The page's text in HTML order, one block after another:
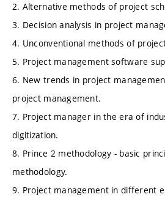
2. Alternative methods of project
3. Decision analysis in project
4. Unconventional methods of
5. Project management software
6. New trends in project
project management.
7. Project manager in the era of
digitization.
8. Prince 2 methodology - basic
methodology.
9. Project management in different